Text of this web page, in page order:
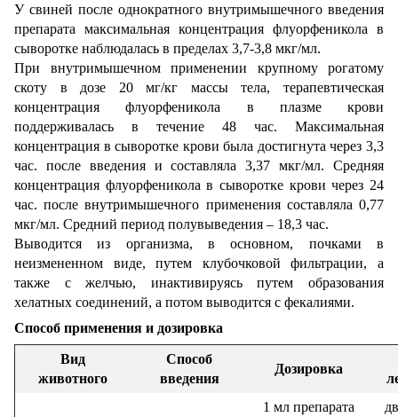
У свиней после однократного внутримышечного введения
препарата максимальная концентрация флуорфеникола в
сыворотке наблюдалась в пределах 3,7-3,8 мкг/мл.
При внутримышечном применении крупному рогатому
скоту в дозе 20 мг/кг массы тела, терапевтическая
концентрация флуорфеникола в плазме крови
поддерживалась в течение 48 час. Максимальная
концентрация в сыворотке крови была достигнута через 3,3
час. после введения и составляла 3,37 мкг/мл. Средняя
концентрация флуорфеникола в сыворотке крови через 24
час. после внутримышечного применения составляла 0,77
мкг/мл. Средний период полувыведения – 18,3 час.
Выводится из организма, в основном, почками в
неизмененном виде, путем клубочковой фильтрации, а
также с желчью, инактивируясь путем образования
хелатных соединений, а потом выводится с фекалиями.
Способ применения и дозировка
Вид
животного
Способ
введения
Дозировка
1 мл препарата